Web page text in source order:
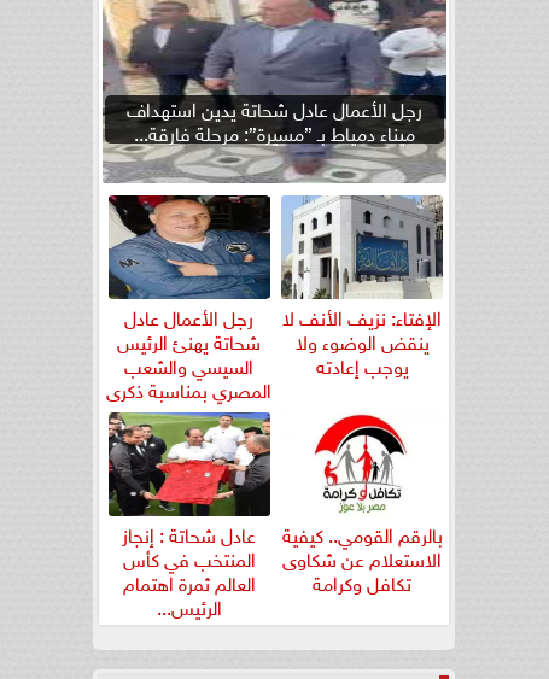
رجل الأعمال عادل شحاتة يدين استهداف
ميناء دمياط بـ ”مسيرة”: مرحلة فارقة...
الإفتاء: نزيف الأنف لا
ينقض الوضوء ولا
يوجب إعادته
رجل الأعمال عادل
شحاتة يهنئ الرئيس
السيسي والشعب
المصري بمناسبة ذكرى
ثورة...
بالرقم القومي.. كيفية
الاستعلام عن شكاوى
تكافل وكرامة
عادل شحاتة : إنجاز
المنتخب في كأس
العالم ثمرة اهتمام
الرئيس...